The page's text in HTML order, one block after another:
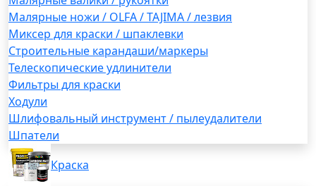
Малярные ножи / OLFA / TAJIMA / лезвия
Миксер для краски / шпаклевки
Строительные карандаши/маркеры
Телескопические удлинители
Фильтры для краски
Ходули
Шлифовальный инструмент / пылеудалители
Шпатели
Краска